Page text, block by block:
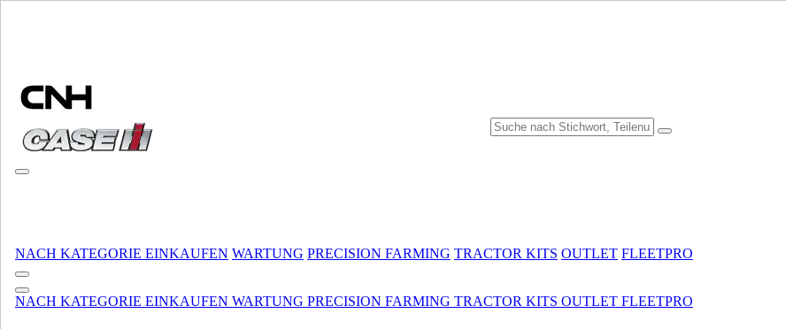
NACH KATEGORIE EINKAUFEN WARTUNG PRECISION FARMING TRACTOR KITS OUTLET FLEETPRO
NACH KATEGORIE EINKAUFEN WARTUNG PRECISION FARMING TRACTOR KITS OUTLET FLEETPRO
MARKE UND SPRACHE WÄHLEN
Nordamerika